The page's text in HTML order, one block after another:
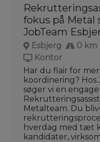
fokus på Metal
JobTeam
Esbjerg
0 km
Kontor
Har du flair for
koordinering? Hos
søger vi en
Metalteam. Du
hverdag med tæt
kandidater,